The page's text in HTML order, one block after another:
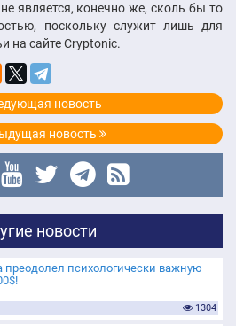
является, конечно же, сколь бы то
поскольку служит лишь для
на сайте Cryptonic.
новость
новость
новости
преодолел психологически важную
1304